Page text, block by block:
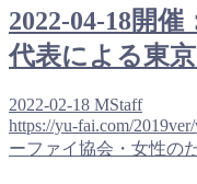
2022-04-18開
代表による東
2022-02-18 MStaff
https://yu-fai.com/
ーファイ協会・女性の